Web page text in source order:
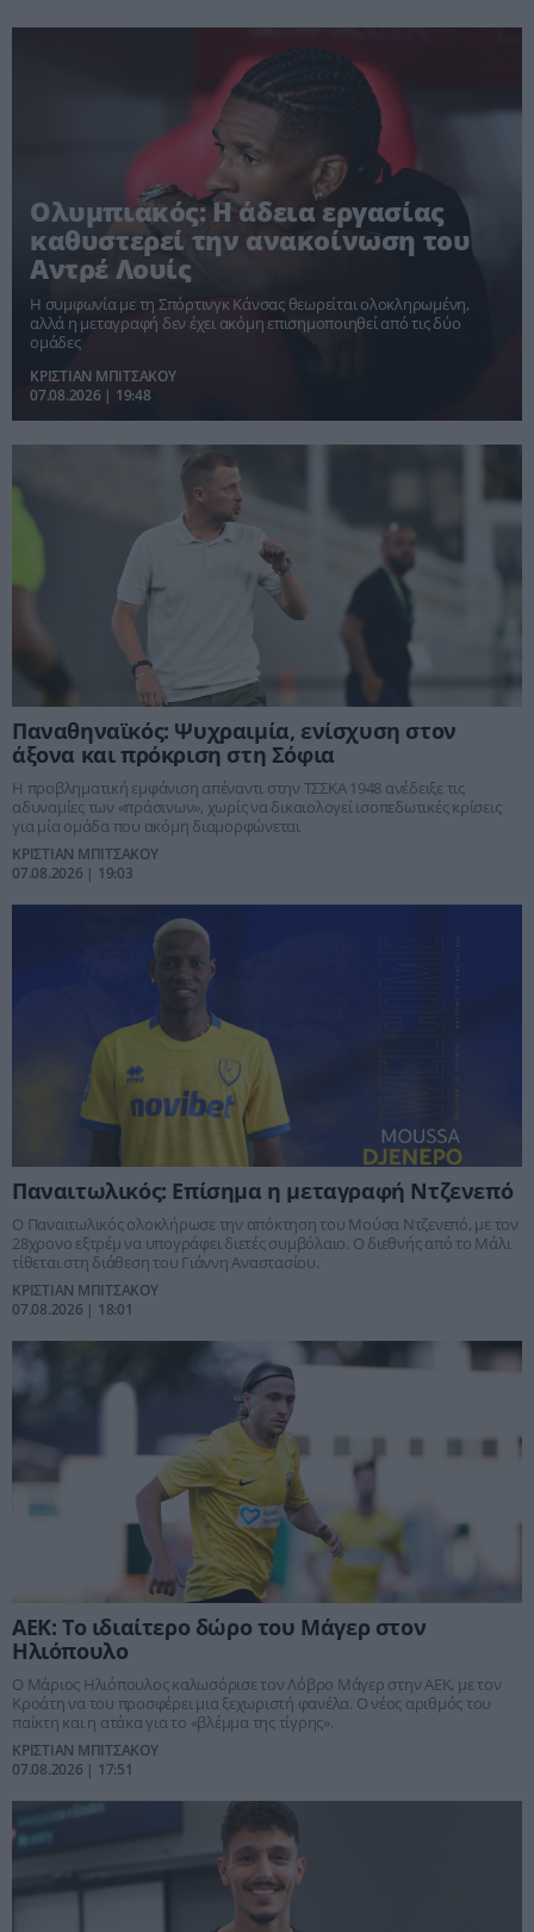
Ολυμπιακός: Η άδεια εργασίας
καθυστερεί την ανακοίνωση του
Αντρέ Λουίς
Η συμφωνία με τη Σπόρτινγκ Κάνσας θεωρείται ολοκληρωμένη,
αλλά η μεταγραφή δεν έχει ακόμη επισημοποιηθεί από τις δύο
ομάδες
ΚΡΙΣΤΙΑΝ ΜΠΙΤΣΑΚΟΥ
07.08.2026 | 19:48
Παναθηναϊκός: Ψυχραιμία, ενίσχυση στον
άξονα και πρόκριση στη Σόφια
Η προβληματική εμφάνιση απέναντι στην ΤΣΣΚΑ 1948 ανέδειξε τις
αδυναμίες των «πράσινων», χωρίς να δικαιολογεί ισοπεδωτικές κρίσεις
για μία ομάδα που ακόμη διαμορφώνεται
ΚΡΙΣΤΙΑΝ ΜΠΙΤΣΑΚΟΥ
07.08.2026 | 19:03
Παναιτωλικός: Επίσημα η μεταγραφή Ντζενεπό
Ο Παναιτωλικός ολοκλήρωσε την απόκτηση του Μούσα Ντζενεπό, με τον
28χρονο εξτρέμ να υπογράφει διετές συμβόλαιο. Ο διεθνής από το Μάλι
τίθεται στη διάθεση του Γιάννη Αναστασίου.
ΚΡΙΣΤΙΑΝ ΜΠΙΤΣΑΚΟΥ
07.08.2026 | 18:01
ΑΕΚ: Το ιδιαίτερο δώρο του Μάγερ στον
Ηλιόπουλο
Ο Μάριος Ηλιόπουλος καλωσόρισε τον Λόβρο Μάγερ στην ΑΕΚ, με τον
Κροάτη να του προσφέρει μια ξεχωριστή φανέλα. Ο νέος αριθμός του
παίκτη και η ατάκα για το «βλέμμα της τίγρης».
ΚΡΙΣΤΙΑΝ ΜΠΙΤΣΑΚΟΥ
07.08.2026 | 17:51